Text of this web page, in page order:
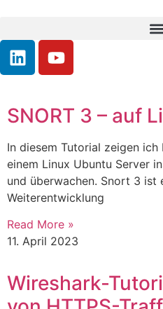
SNORT 3 – auf
In diesem Tutorial zeigen
einem Linux Ubuntu Server
und überwachen. Snort 3 ist
Weiterentwicklung
Read More »
11. April 2023
Wireshark-